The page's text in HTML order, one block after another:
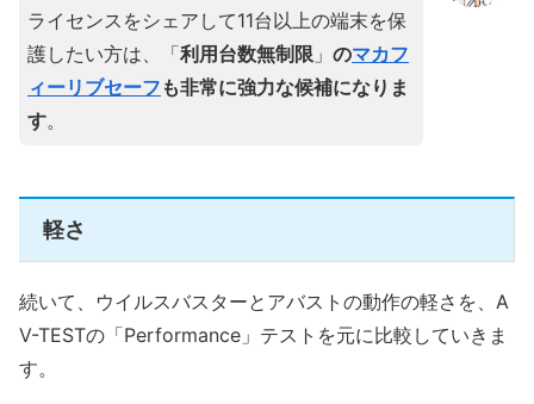
ライセンスをシェアして11台以上の端末を保
護したい方は、「利用台数無制限 」 のマカフ
ィーリブセーフ も非常に強力な候補になりま
す。
軽さ
続いて、ウイルスバスターとアバストの動作の軽さを、A
V-TESTの「Performance」テストを元に比較していきま
す。